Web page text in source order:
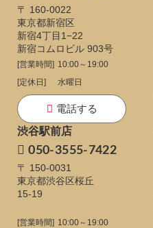
〒 160-0022
東京都新宿区
新宿4丁目1−22
新宿コムロビル 903号
[営業時間] 10:00～19:00
[定休日]
水曜日
電話する
渋谷駅前店
050-3555-7422
〒 150-0031
東京都渋谷区桜丘
15-19
[営業時間] 10:00～19:00